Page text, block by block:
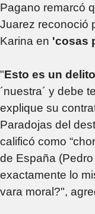
Pagano remarcó
Juarez reconoció
Karina en 'cosas
"Esto es un delito
´nuestra´ y debe
explique su
Paradojas del
calificó como
de España
exactamente lo
vara moral?",